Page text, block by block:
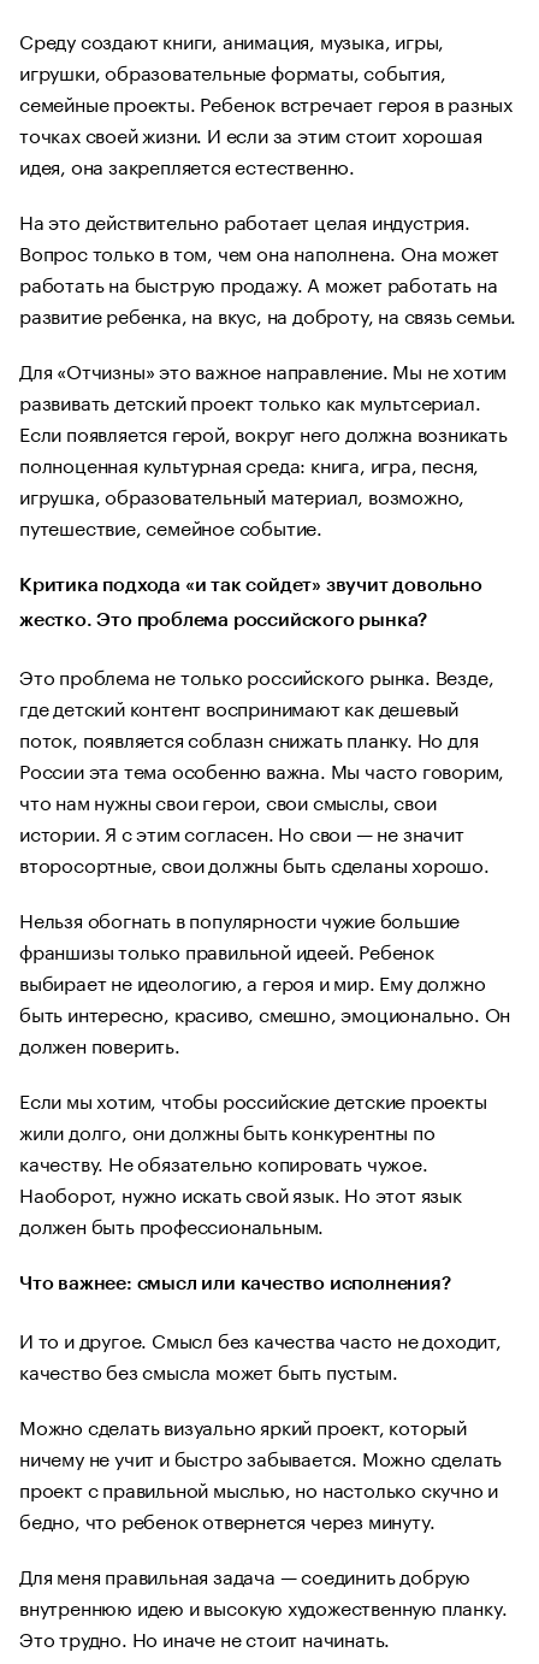
Среду создают книги, анимация, музыка, игры,
игрушки, образовательные форматы, события,
семейные проекты. Ребенок встречает героя в разных
точках своей жизни. И если за этим стоит хорошая
идея, она закрепляется естественно.
На это действительно работает целая индустрия.
Вопрос только в том, чем она наполнена. Она может
работать на быструю продажу. А может работать на
развитие ребенка, на вкус, на доброту, на связь семьи.
Для «Отчизны» это важное направление. Мы не хотим
развивать детский проект только как мультсериал.
Если появляется герой, вокруг него должна возникать
полноценная культурная среда: книга, игра, песня,
игрушка, образовательный материал, возможно,
путешествие, семейное событие.
Критика подхода «и так сойдет» звучит довольно
жестко. Это проблема российского рынка?
Это проблема не только российского рынка. Везде,
где детский контент воспринимают как дешевый
поток, появляется соблазн снижать планку. Но для
России эта тема особенно важна. Мы часто говорим,
что нам нужны свои герои, свои смыслы, свои
истории. Я с этим согласен. Но свои — не значит
второсортные, свои должны быть сделаны хорошо.
Нельзя обогнать в популярности чужие большие
франшизы только правильной идеей. Ребенок
выбирает не идеологию, а героя и мир. Ему должно
быть интересно, красиво, смешно, эмоционально. Он
должен поверить.
Если мы хотим, чтобы российские детские проекты
жили долго, они должны быть конкурентны по
качеству. Не обязательно копировать чужое.
Наоборот, нужно искать свой язык. Но этот язык
должен быть профессиональным.
Что важнее: смысл или качество исполнения?
И то и другое. Смысл без качества часто не доходит,
качество без смысла может быть пустым.
Можно сделать визуально яркий проект, который
ничему не учит и быстро забывается. Можно сделать
проект с правильной мыслью, но настолько скучно и
бедно, что ребенок отвернется через минуту.
Для меня правильная задача — соединить добрую
внутреннюю идею и высокую художественную планку.
Это трудно. Но иначе не стоит начинать.